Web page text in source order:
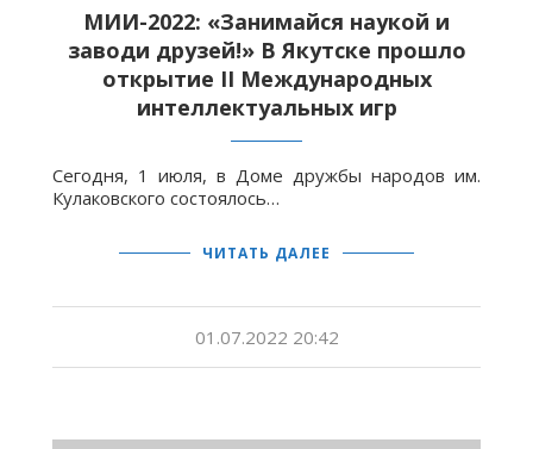
МИИ-2022: «Занимайся наукой и
заводи друзей!» В Якутске прошло
открытие II Международных
интеллектуальных игр
Сегодня, 1 июля, в Доме дружбы народов им.
Кулаковского состоялось…
ЧИТАТЬ ДАЛЕЕ
01.07.2022 20:42